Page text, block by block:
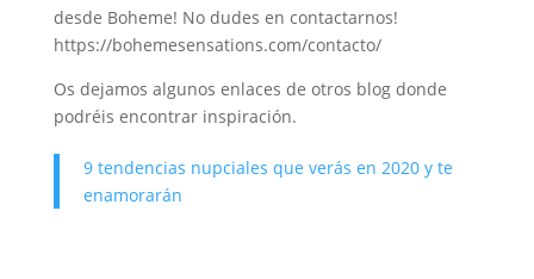
desde Boheme! No dudes en contactarnos!
https://bohemesensations.com/contacto/
Os dejamos algunos enlaces de otros blog donde
podréis encontrar inspiración.
9 tendencias nupciales que verás en 2020 y te
enamorarán